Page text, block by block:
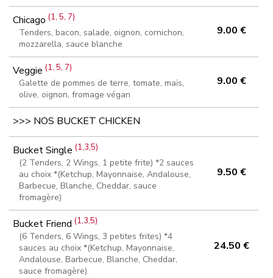
Chicago(1, 5, 7)
Tenders, bacon, salade, oignon, cornichon,
mozzarella, sauce blanche
9.00 €
Veggie(1, 5, 7)
Galette de pommes de terre, tomate, maïs,
olive, oignon, fromage végan
9.00 €
>>> NOS BUCKET CHICKEN
Bucket Single(1,3,5)
(2 Tenders, 2 Wings, 1 petite frite) *2 sauces
au choix *(Ketchup, Mayonnaise, Andalouse,
Barbecue, Blanche, Cheddar, sauce
fromagère)
9.50 €
Bucket Friend(1,3,5)
(6 Tenders, 6 Wings, 3 petites frites) *4
sauces au choix *(Ketchup, Mayonnaise,
Andalouse, Barbecue, Blanche, Cheddar,
sauce fromagère)
24.50 €